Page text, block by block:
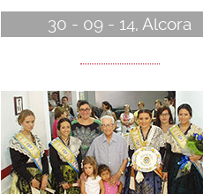
30 - 09 - 14, Alcora